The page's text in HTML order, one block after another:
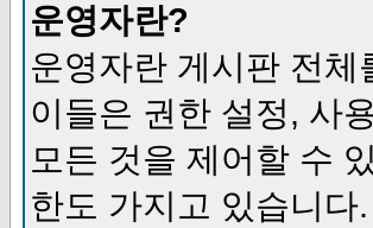
운영자란?
운영자란 게시판 전
이들은 권한 설정, 사
모든 것을 제어할 수
한도 가지고 있습니다.